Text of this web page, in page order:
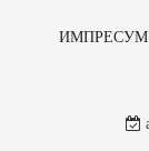
ИМПРЕСУМ